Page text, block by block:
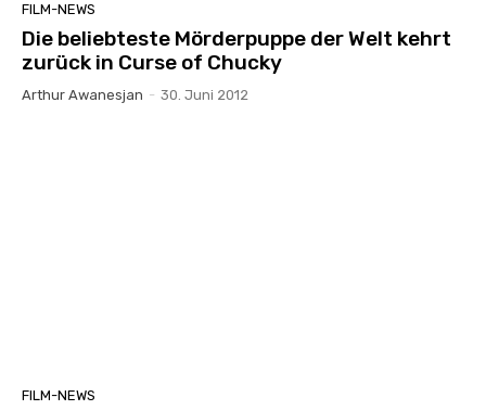
FILM-NEWS
Die beliebteste Mörderpuppe der Welt kehrt
zurück in Curse of Chucky
Arthur Awanesjan - 30. Juni 2012
FILM-NEWS